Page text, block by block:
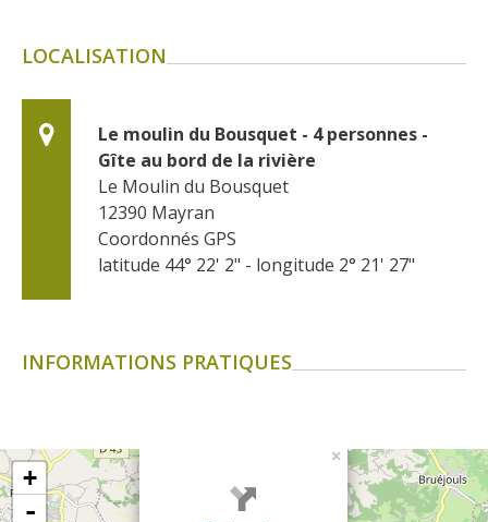
LOCALISATION
Le moulin du Bousquet - 4 personnes -
Gîte au bord de la rivière
Le Moulin du Bousquet
12390 Mayran
Coordonnés GPS
latitude 44° 22' 2" - longitude 2° 21' 27"
INFORMATIONS PRATIQUES
×
+
-